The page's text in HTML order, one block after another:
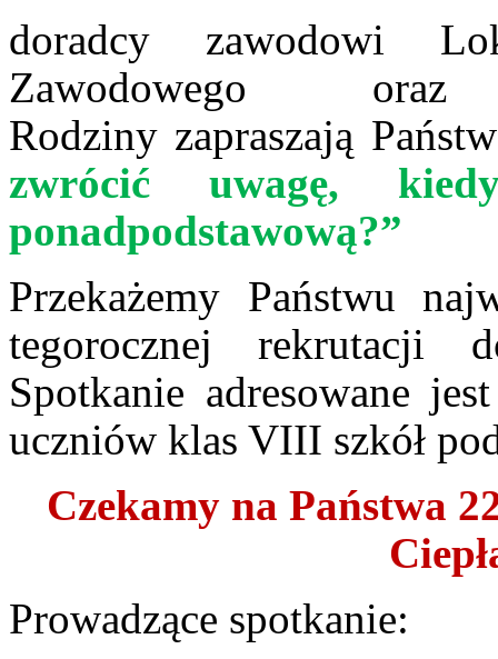
doradcy zawodowi
Zawodowego
Rodziny zapraszają
zwrócić uwagę,
ponadpodstawową?”
Przekażemy Państwu
tegorocznej rekrutacji
Spotkanie adresowane
uczniów klas VIII szkół
Czekamy na Państwa
Prowadzące spotkanie: